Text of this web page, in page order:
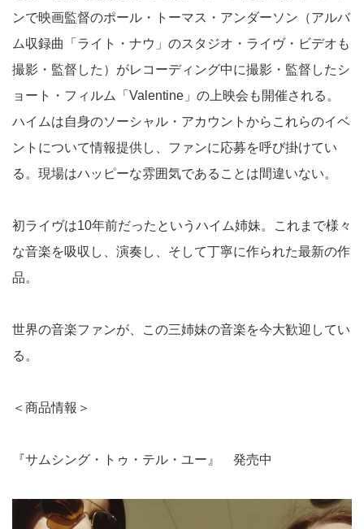
ンで映画監督のポール・トーマス・アンダーソン（アルバ
ム収録曲「ライト・ナウ」のスタジオ・ライヴ・ビデオも
撮影・監督した）がレコーディング中に撮影・監督したシ
ョート・フィルム「Valentine」の上映会も開催される。
ハイムは自身のソーシャル・アカウントからこれらのイベ
ントについて情報提供し、ファンに応募を呼び掛けてい
る。現場はハッピーな雰囲気であることは間違いない。
初ライヴは10年前だったというハイム姉妹。これまで様々
な音楽を吸収し、演奏し、そして丁寧に作られた最新の作
品。
世界の音楽ファンが、この三姉妹の音楽を今大歓迎してい
る。
＜商品情報＞
『サムシング・トゥ・テル・ユー』 発売中